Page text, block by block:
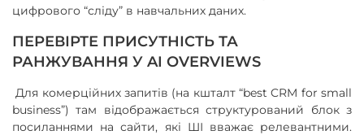
цифрового “сліду” в навчальних даних.
ПЕРЕВІРТЕ ПРИСУТНІСТЬ ТА
РАНЖУВАННЯ У AI OVERVIEWS
Для комерційних запитів (на кшталт “best CRM for small
business”) там відображається структурований блок з
посиланнями на сайти, які ШІ вважає релевантними.